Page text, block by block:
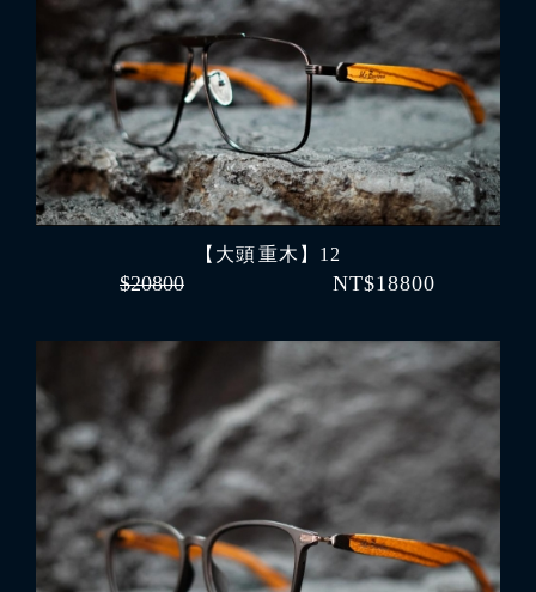
【大頭 重木】12
$20800 NT$18800